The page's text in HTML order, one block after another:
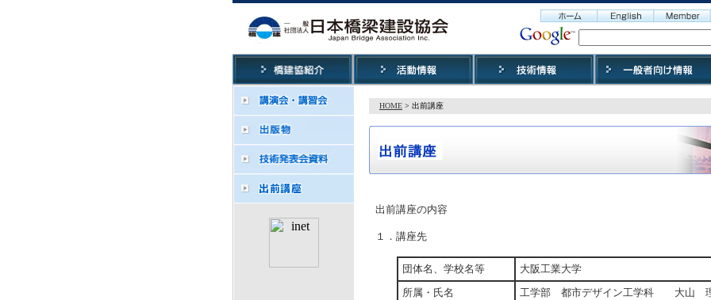
HOME > 出前講座
出前講座の内容
１．講座先
団体名、学校名等
大阪工業大学
所属・氏名
工学部 都市デザイン工学科 大山